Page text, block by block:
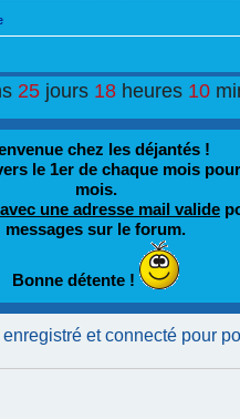
25 jours18 heures10
chez les déjantés !
le 1er de chaque mois
mois.
avec une adresse mail valide
messages sur le forum.
Bonne détente !
et connecté pour